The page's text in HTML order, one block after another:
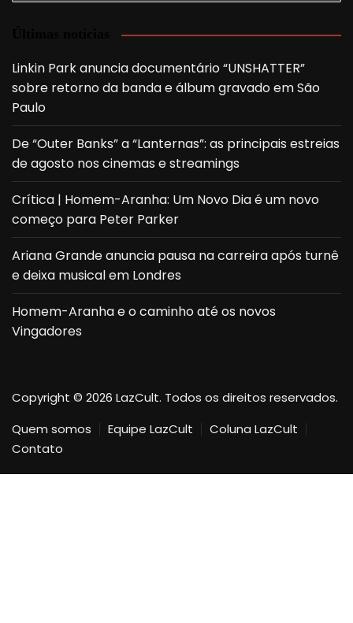
Linkin Park anuncia documentário “UNSHATTER”
sobre retorno da banda e álbum gravado em São
Paulo
De “Outer Banks” a “Lanternas”: as principais estreias
de agosto nos cinemas e streamings
Crítica | Homem-Aranha: Um Novo Dia é um novo
começo para Peter Parker
Ariana Grande anuncia pausa na carreira após turnê
e deixa musical em Londres
Homem-Aranha e o caminho até os novos
Vingadores
Copyright © 2026 LazCult. Todos os direitos reservados.
Quem somos
Equipe LazCult
Coluna LazCult
Contato